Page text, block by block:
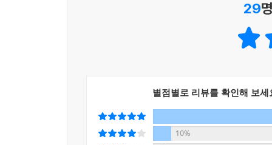
것, 일상생활에서 마음을 수양하고 인격을 높여
--- 5장, 조금이라도 깨끗한 혼이 되어 세상을 떠나기 위해
“무슨 일이든 동기가 선하고 사심이 없어야 한다.”
“설사 당장은 손해를 볼지라도 세상과 인류를 위해
인생과 경영을 정면으로 마주하며 90년 세월을
삶을 위해 어떤 노력을 해야 하는지’ 그 해답을 찾
하루하루의 삶을 통해
29
별점별로 리뷰를 확인해 보세
10%